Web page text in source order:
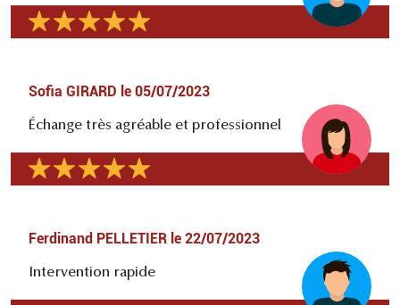
Sofia GIRARD le 05/07/2023
Échange très agréable et professionnel
Ferdinand PELLETIER le 22/07/2023
Intervention rapide